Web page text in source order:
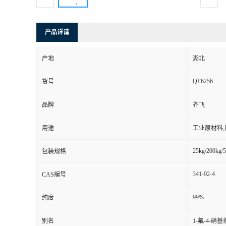
产品详请
产地 湖北
货号 QF6256
品牌 齐飞
用途 工业原材料
包装规格 25kg/200kg/
CAS编号 341-92-4
纯度 99%
别名 1-氟-4-硝基